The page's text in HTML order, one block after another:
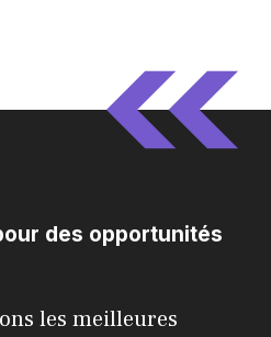
des opportunités
les meilleures